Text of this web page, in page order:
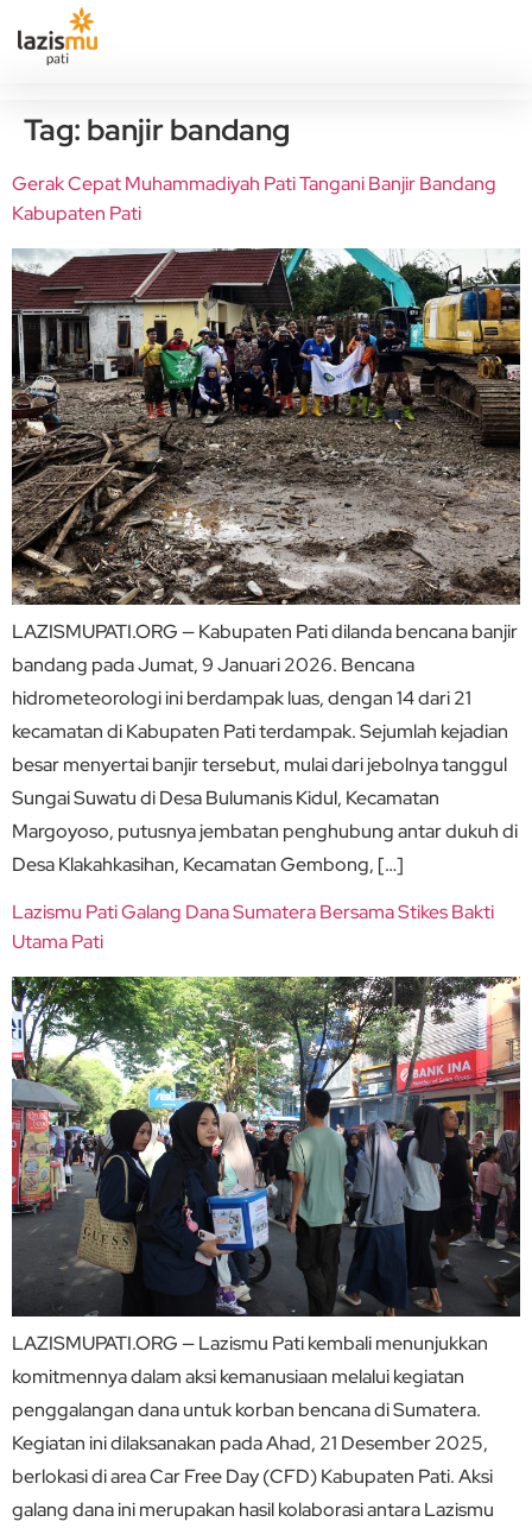
Tag: banjir bandang
Gerak Cepat Muhammadiyah Pati Tangani Banjir Bandang
Kabupaten Pati
LAZISMUPATI.ORG — Kabupaten Pati dilanda bencana banjir
bandang pada Jumat, 9 Januari 2026. Bencana
hidrometeorologi ini berdampak luas, dengan 14 dari 21
kecamatan di Kabupaten Pati terdampak. Sejumlah kejadian
besar menyertai banjir tersebut, mulai dari jebolnya tanggul
Sungai Suwatu di Desa Bulumanis Kidul, Kecamatan
Margoyoso, putusnya jembatan penghubung antar dukuh di
Desa Klakahkasihan, Kecamatan Gembong, […]
Lazismu Pati Galang Dana Sumatera Bersama Stikes Bakti
Utama Pati
LAZISMUPATI.ORG — Lazismu Pati kembali menunjukkan
komitmennya dalam aksi kemanusiaan melalui kegiatan
penggalangan dana untuk korban bencana di Sumatera.
Kegiatan ini dilaksanakan pada Ahad, 21 Desember 2025,
berlokasi di area Car Free Day (CFD) Kabupaten Pati. Aksi
galang dana ini merupakan hasil kolaborasi antara Lazismu